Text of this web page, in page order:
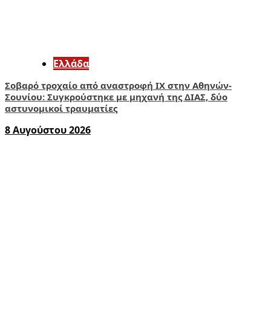
Ελλάδα
Σοβαρό τροχαίο από αναστροφή ΙΧ στην Αθηνών-
Σουνίου: Συγκρούστηκε με μηχανή της ΔΙΑΣ, δύο
αστυνομικοί τραυματίες
8 Αυγούστου 2026